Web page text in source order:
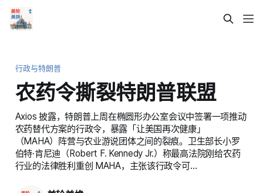
行政与特朗普
农药令撕裂特朗普联盟
Axios 披露，特朗普上周在椭圆形办公室会议中签署一项推动
农药替代方案的行政令，暴露「让美国再次健康」
（MAHA）阵营与农业游说团体之间的裂痕。卫生部长小罗
伯特·肯尼迪（Robert F. Kennedy Jr.）称最高法院刚给农药
行业的法律胜利重创 MAHA，主张该行政令可…